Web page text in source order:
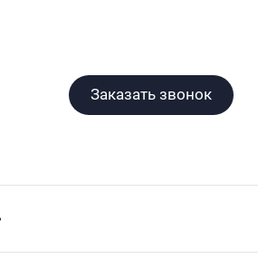
Заказать звонок